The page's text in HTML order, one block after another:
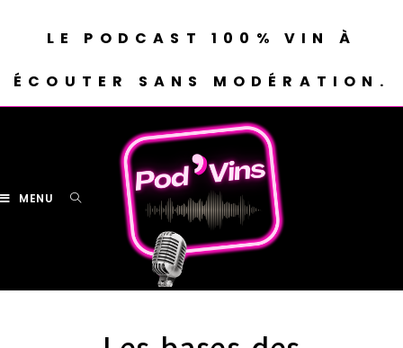
LE PODCAST 100% VIN À
ÉCOUTER SANS MODÉRATION.
MENU